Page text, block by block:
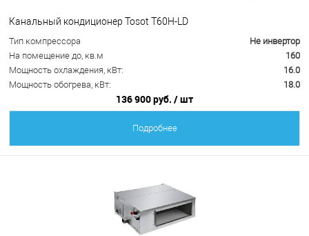
Канальный кондиционер Tosot T60H-LD
Тип компрессора
Не инвертор
На помещение до, кв.м
160
Мощность охлаждения, кВт:
16.0
Мощность обогрева, кВт:
18.0
136 900 руб. / шт
Подробнее